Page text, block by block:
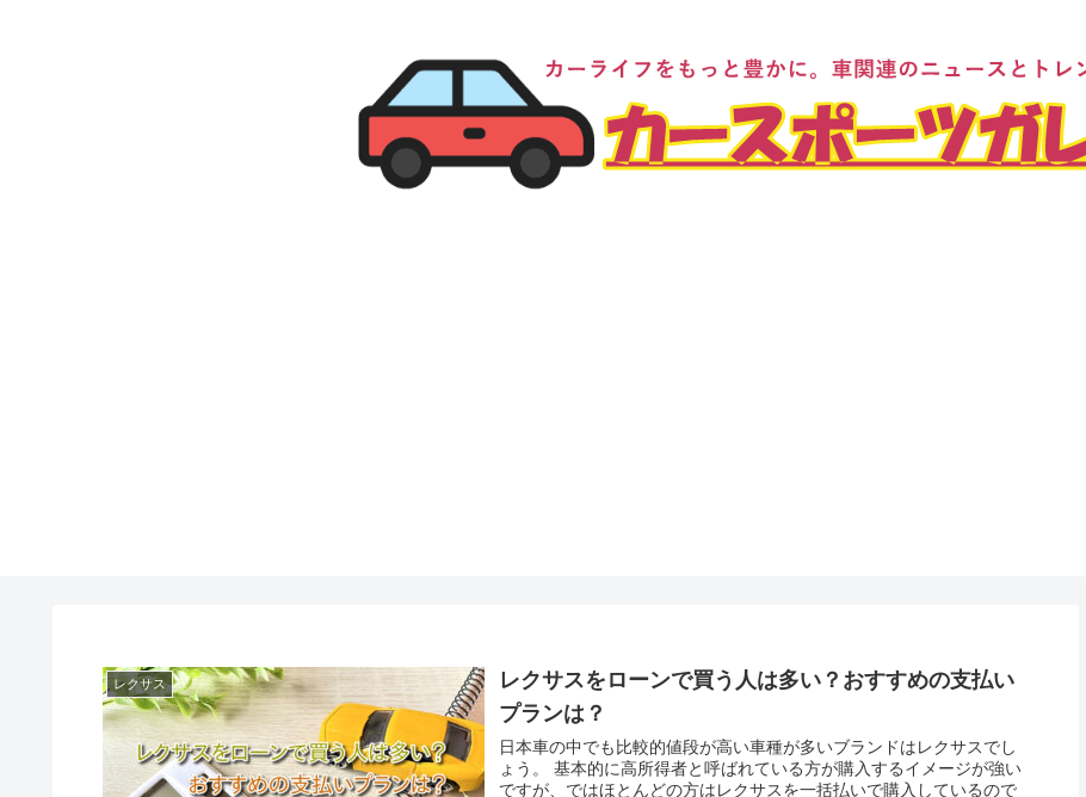
レクサス
レクサスをローンで買う人は多い？おすすめの支払い
プランは？
日本車の中でも比較的値段が高い車種が多いブランドはレクサスでし
ょう。 基本的に高所得者と呼ばれている方が購入するイメージが強い
ですが、ではほとんどの方はレクサスを一括払いで購入しているので